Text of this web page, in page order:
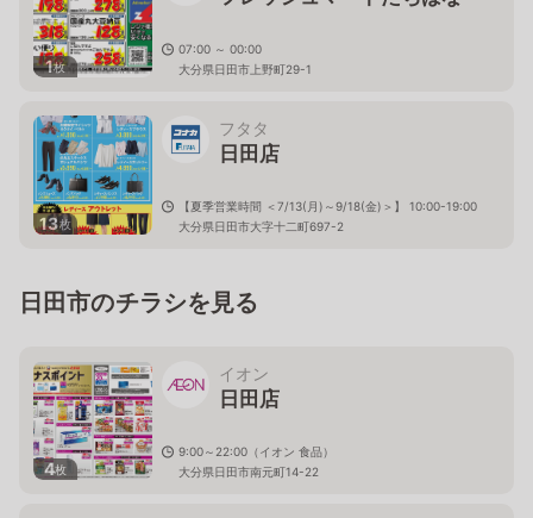
1枚
07:00 ～ 00:00
大分県日田市上野町29-1
13枚
フタタ
日田店
【夏季営業時間 ＜7/13(月)～9/18(金)＞】 10:00-19:00
大分県日田市大字十二町697-2
日田市のチラシを見る
4枚
イオン
日田店
9:00～22:00（イオン 食品）
大分県日田市南元町14-22